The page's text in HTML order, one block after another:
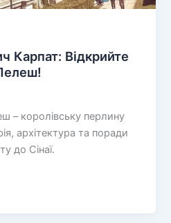
Карпат: Відкрийте
– королівську перлину
архітектура та поради
до Сінаї.